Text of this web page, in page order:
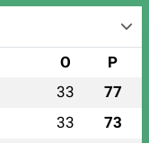
O P
33 77
33 73